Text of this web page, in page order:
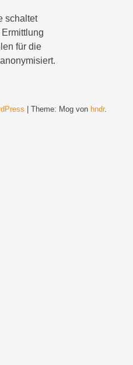
schaltet
für die
|Theme: Mog von hndr.